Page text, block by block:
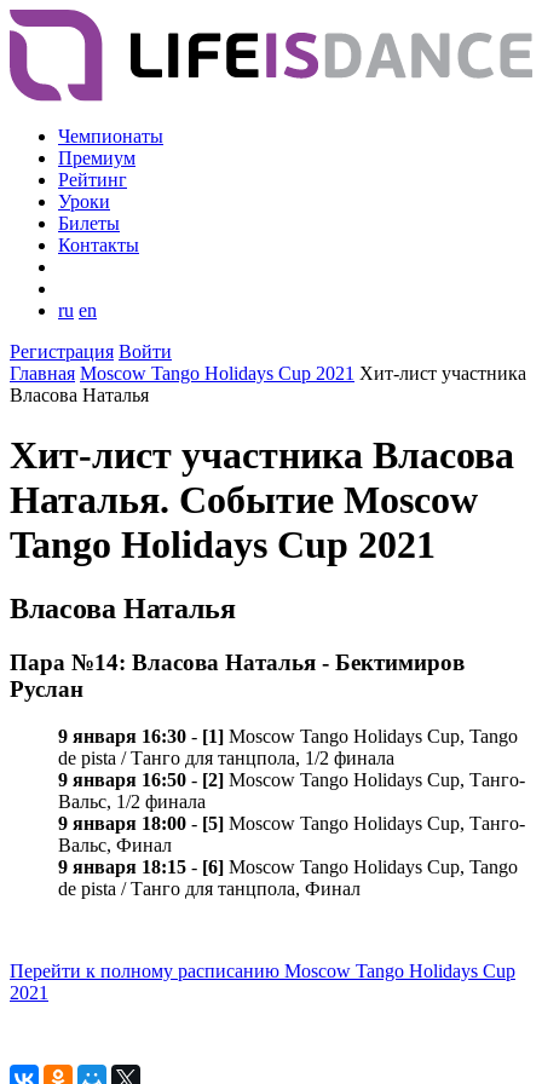
Чемпионаты
Премиум
Рейтинг
Уроки
Билеты
Контакты
ru en
Регистрация Войти
Главная Moscow Tango Holidays Cup 2021 Хит-лист участника
Власова Наталья
Хит-лист участника Власова
Наталья. Событие Moscow
Tango Holidays Cup 2021
Власова Наталья
Пара №14: Власова Наталья - Бектимиров
Руслан
9 января 16:30 - [1] Moscow Tango Holidays Cup, Tango
de pista / Танго для танцпола, 1/2 финала
9 января 16:50 - [2] Moscow Tango Holidays Cup, Танго-
Вальс, 1/2 финала
9 января 18:00 - [5] Moscow Tango Holidays Cup, Танго-
Вальс, Финал
9 января 18:15 - [6] Moscow Tango Holidays Cup, Tango
de pista / Танго для танцпола, Финал
Перейти к полному расписанию Moscow Tango Holidays Cup
2021